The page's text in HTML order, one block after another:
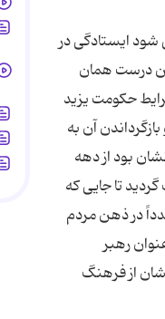
شود ایستادگی در
درست همان
حکومت یزید
آن به
بود از دهه
تا جایی که
در ذهن مردم
رهبر
از فرهنگ